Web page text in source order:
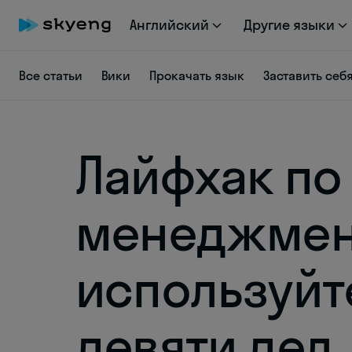
Английский Другие языки
Все статьи Вики Прокачать язык Заставить
Лайфхак